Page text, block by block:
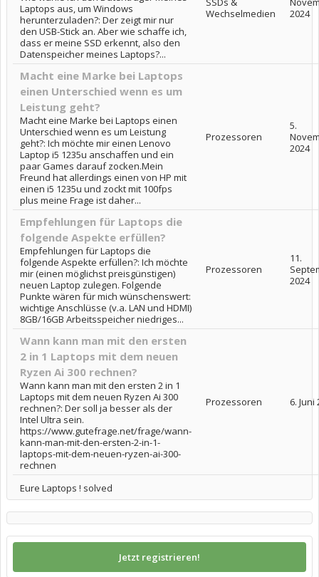
Laptops aus, um Windows
herunterzuladen?: Der zeigt mir nur
den USB-Stick an. Aber wie schaffe ich,
dass er meine SSD erkennt, also den
Datenspeicher meines Laptops?...
Wechselmedien
2024
Macht eine Marke bei Laptops
einen Unterschied wenn es um
Leistung geht?
Macht eine Marke bei Laptops einen
Unterschied wenn es um Leistung
geht?: Ich möchte mir einen Lenovo
Laptop i5 1235u anschaffen und ein
paar Games darauf zocken.Mein
Freund hat allerdings einen von HP mit
einen i5 1235u und zockt mit 100fps
plus meine Frage ist daher...
Prozessoren
5.
2024
Empfehlungen für Laptops die
folgende Aspekte erfüllen?
Empfehlungen für Laptops die
folgende Aspekte erfüllen?: Ich möchte
mir (einen möglichst preisgünstigen)
neuen Laptop zulegen. Folgende
Punkte wären für mich wünschenswert:
wichtige Anschlüsse (v.a. LAN und HDMI)
8GB/16GB Arbeitsspeicher niedriges...
Prozessoren
11.
2024
Wann kann man mit den ersten
2 in 1 Laptops mit dem neuen
Ryzen Ai 300 rechnen?
Wann kann man mit den ersten 2 in 1
Laptops mit dem neuen Ryzen Ai 300
rechnen?: Der soll ja besser als der
Intel Ultra sein.
https://www.gutefrage.net/frage/wann-
kann-man-mit-den-ersten-2-in-1-
laptops-mit-dem-neuen-ryzen-ai-300-
rechnen
Prozessoren 6. Juni
Eure Laptops ! solved
Jetzt registrieren!